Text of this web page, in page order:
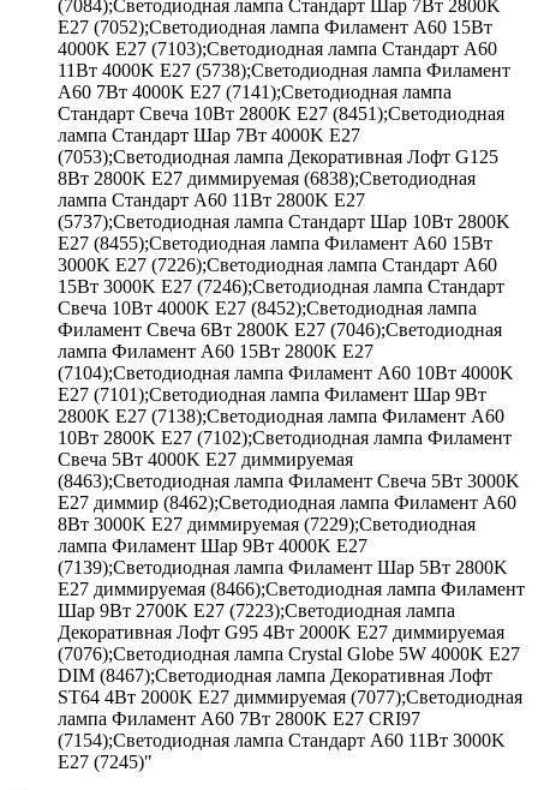
(7084);Светодиодная лампа Стандарт Шар 7Вт 2800K
E27 (7052);Светодиодная лампа Филамент A60 15Вт
4000K E27 (7103);Светодиодная лампа Стандарт A60
11Вт 4000K E27 (5738);Светодиодная лампа Филамент
A60 7Вт 4000K E27 (7141);Светодиодная лампа
Стандарт Свеча 10Вт 2800K E27 (8451);Светодиодная
лампа Стандарт Шар 7Вт 4000K E27
(7053);Светодиодная лампа Декоративная Лофт G125
8Вт 2800K E27 диммируемая (6838);Светодиодная
лампа Стандарт A60 11Вт 2800K E27
(5737);Светодиодная лампа Стандарт Шар 10Вт 2800K
E27 (8455);Светодиодная лампа Филамент A60 15Вт
3000K E27 (7226);Светодиодная лампа Стандарт A60
15Вт 3000K E27 (7246);Светодиодная лампа Стандарт
Свеча 10Вт 4000K E27 (8452);Светодиодная лампа
Филамент Свеча 6Вт 2800K E27 (7046);Светодиодная
лампа Филамент A60 15Вт 2800K E27
(7104);Светодиодная лампа Филамент A60 10Вт 4000K
E27 (7101);Светодиодная лампа Филамент Шар 9Вт
2800K E27 (7138);Светодиодная лампа Филамент A60
10Вт 2800K E27 (7102);Светодиодная лампа Филамент
Свеча 5Вт 4000K E27 диммируемая
(8463);Светодиодная лампа Филамент Свеча 5Вт 3000K
E27 диммир (8462);Светодиодная лампа Филамент A60
8Вт 3000K E27 диммируемая (7229);Светодиодная
лампа Филамент Шар 9Вт 4000K E27
(7139);Светодиодная лампа Филамент Шар 5Вт 2800K
E27 диммируемая (8466);Светодиодная лампа Филамент
Шар 9Вт 2700K E27 (7223);Светодиодная лампа
Декоративная Лофт G95 4Вт 2000K E27 диммируемая
(7076);Светодиодная лампа Crystal Globe 5W 4000K E27
DIM (8467);Светодиодная лампа Декоративная Лофт
ST64 4Вт 2000K E27 диммируемая (7077);Светодиодная
лампа Филамент A60 7Вт 2800K E27 CRI97
(7154);Светодиодная лампа Стандарт A60 11Вт 3000K
E27 (7245)"